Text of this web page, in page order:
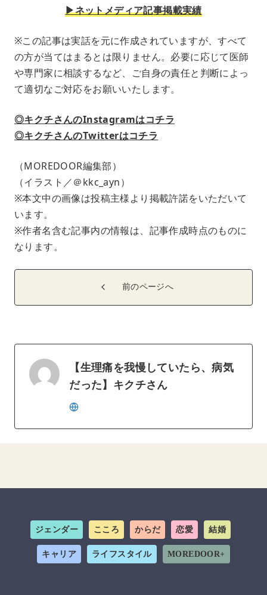
▶︎ネットメディア記事掲載実績
※この記事は実話を元に作成されていますが、すべて
の方が当てはまるとは限りません。必要に応じて医師
や専門家に相談するなど、ご自身の責任と判断によっ
て適切なご対応をお願いいたします。
◎キクチさんのInstagramはコチラ
◎キクチさんのTwitterはコチラ
（MOREDOOR編集部）
（イラスト／＠kkc_ayn）
※本文中の画像は投稿主様より掲載許諾をいただいて
います。
※作者名含む記事内の情報は、記事作成時点のものに
なります。
前のページへ
【生理痛を我慢していたら、病気
だった】キクチさん
ジェンダー こころ からだ 恋愛 結婚
キャリア ライフスタイル MOREDOOR+